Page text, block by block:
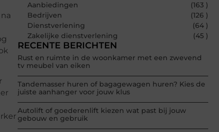
Aanbiedingen
(163 )
Bedrijven
(126 )
Dienstverlening
(64 )
Zakelijke dienstverlening
(45 )
RECENTE BERICHTEN
Rust en ruimte in de woonkamer met een zwevend
tv meubel van eiken
Tandemasser huren of bagagewagen huren? Kies de
juiste aanhanger voor jouw klus
Autolift of goederenlift kiezen wat past bij jouw
gebouw en gebruik